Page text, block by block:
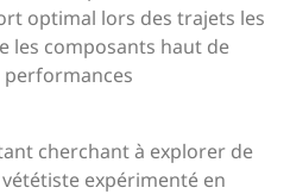
optimal lors des trajets les
les composants haut de
cherchant à explorer de
expérimenté en